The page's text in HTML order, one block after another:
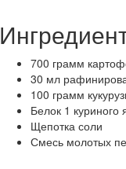
700 грамм
30 мл
100 грамм
Белок 1 куриного
Щепотка соли
Смесь молотых